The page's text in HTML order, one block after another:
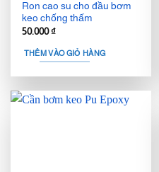
Ron cao su cho đầu bơm
keo chống thấm
50.000₫
THÊM VÀO GIỎ HÀNG